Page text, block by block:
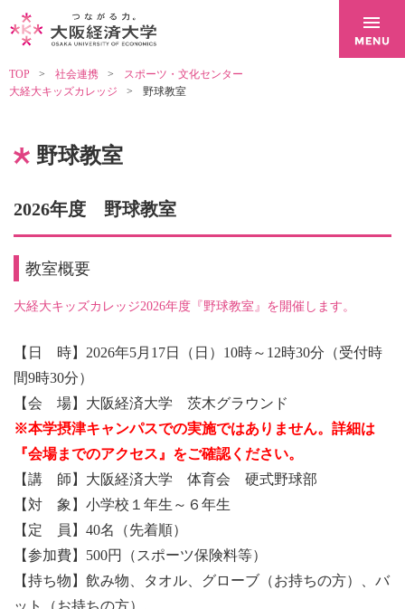
TOP 社会連携
スポーツ・文化センター
大経大キッズカレッジ
野球教室
野球教室
2026年度 野球教室
教室概要
大経大キッズカレッジ2026年度『野球教室』を開催します。
【日 時】2026年5月17日（日）10時～12時30分（受付時
間9時30分）
【会 場】大阪経済大学 茨木グラウンド
※本学摂津キャンパスでの実施ではありません。詳細は
『会場までのアクセス』をご確認ください。
【講 師】大阪経済大学 体育会 硬式野球部
【対 象】小学校１年生～６年生
【定 員】40名（先着順）
【参加費】500円（スポーツ保険料等）
【持ち物】飲み物、タオル、グローブ （お持ちの方） 、 バ